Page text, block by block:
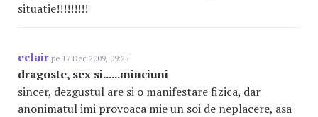
situatie!!!!!!!!!
eclair pe 17 Dec 2009, 09:25
dragoste, sex si......minciuni
sincer, dezgustul are si o manifestare fizica, dar
anonimatul imi provoaca mie un soi de neplacere, asa